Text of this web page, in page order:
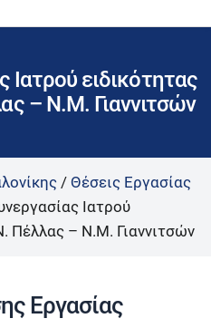
m
Ιατρού ειδικότητας
– Ν.Μ. Γιαννιτσών
/ Θέσεις Εργασίας
Ιατρού
Πέλλας – Ν.Μ. Γιαννιτσών
Εργασίας